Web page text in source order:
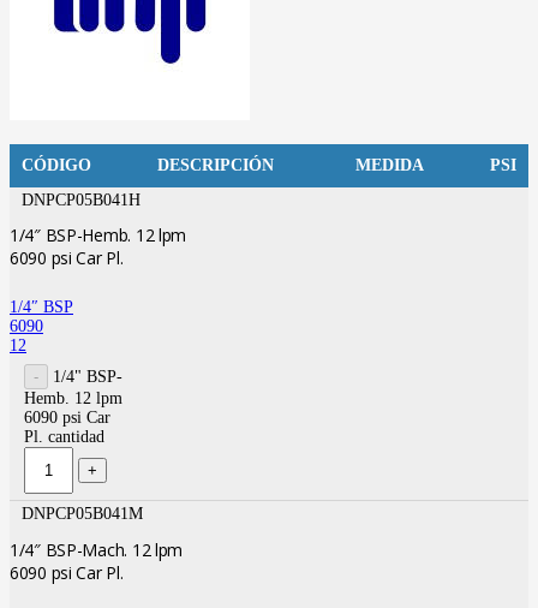
CÓDIGO DESCRIPCIÓN MEDIDA
PSI
DNPCP05B041H
1/4″ BSP-Hemb. 12 lpm
6090 psi Car Pl.
1/4″ BSP
6090
12
1/4" BSP-
Hemb. 12 lpm
6090 psi Car
Pl. cantidad
DNPCP05B041M
1/4″ BSP-Mach. 12 lpm
6090 psi Car Pl.